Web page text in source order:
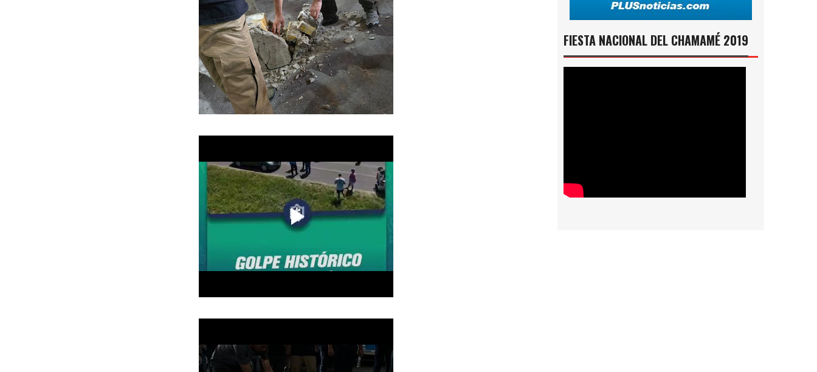
FIESTA NACIONAL DEL CHAMAMÉ 2019